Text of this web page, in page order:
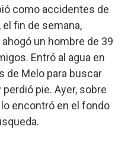
como accidentes de
fin de semana,
un hombre de 39
Entró al agua en
de Melo para buscar
pie. Ayer, sobre
encontró en el fondo